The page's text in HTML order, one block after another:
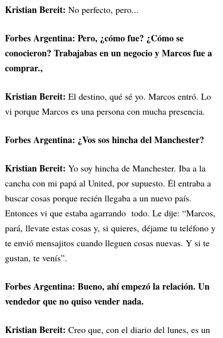
Kristian Bereit: No perfecto, pero...
Forbes Argentina: Pero, ¿cómo fue? ¿Cómo se
conocieron? Trabajabas en un negocio y Marcos fue a
comprar.,
Kristian Bereit: El destino, qué sé yo. Marcos entró. Lo
vi porque Marcos es una persona con mucha presencia.
Forbes Argentina: ¿Vos sos hincha del Manchester?
Kristian Bereit: Yo soy hincha de Manchester. Iba a la
cancha con mi papá al United, por supuesto. Él entraba a
buscar cosas porque recién llegaba a un nuevo país.
Entonces vi que estaba agarrando todo. Le dije: “Marcos,
pará, llevate estas cosas y, si quieres, déjame tu teléfono y
te envió mensajitos cuando lleguen cosas nuevas. Y si te
gustan, te venís”.
Forbes Argentina: Bueno, ahí empezó la relación. Un
vendedor que no quiso vender nada.
Kristian Bereit: Creo que, con el diario del lunes, es un